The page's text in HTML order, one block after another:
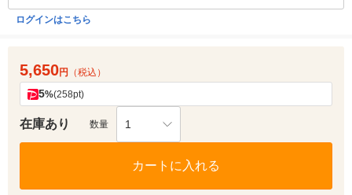
ログインはこちら
5,650円 （税込）
5%(258pt)
在庫あり 数量 1
カートに入れる